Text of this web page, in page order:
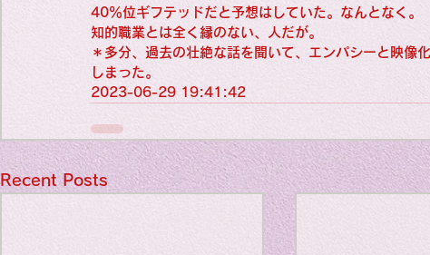
New Sociology
Favorite
40％位ギフテッドだと予想はしていた。なんとなく。
知的職業とは全く縁のない、人だが。
＊多分、過去の壮絶な話を聞いて、エンパシーと映像
しまった。
2023-06-29 19:41:42
Recent Posts